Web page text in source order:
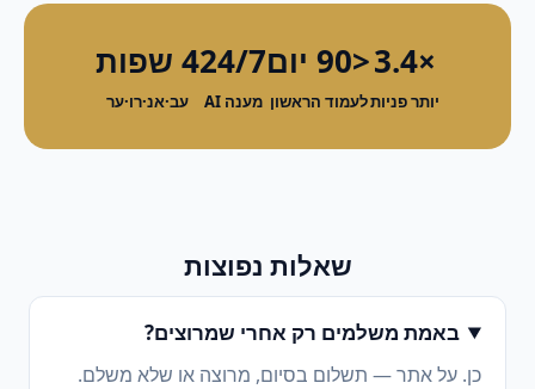
×3.4
יותר פניות
<90 יום
לעמוד הראשון
24/7
מענה AI
4 שפות
עב·אנ·רו·ער
שאלות נפוצות
באמת משלמים רק אחרי שמרוצים?
כן. על אתר — תשלום בסיום, מרוצה או שלא משלם.